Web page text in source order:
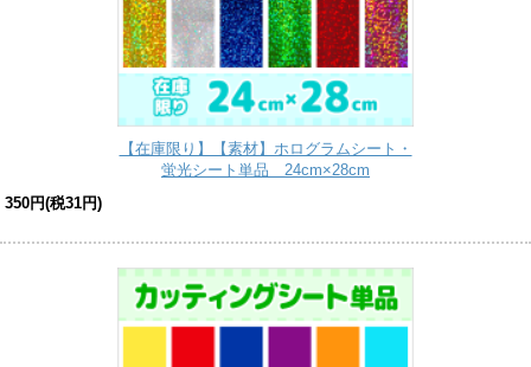
【在庫限り】【素材】ホログラムシート・
蛍光シート単品 24cm×28cm
350円(税31円)